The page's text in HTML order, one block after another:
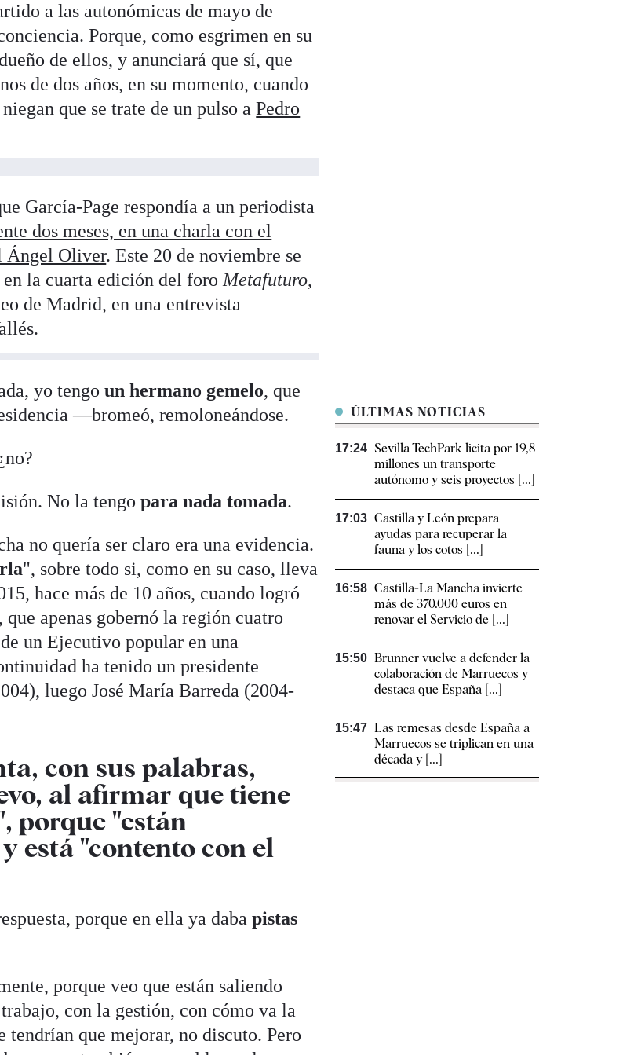
a las autonómicas de mayo de
Porque, como esgrimen en su
de ellos, y anunciará que sí, que
de dos años, en su momento, cuando
que se trate de un pulso aPedro
García-Page respondía a un periodista
dos meses, en una charla con el
Ángel Oliver. Este 20 de noviembre se
en la cuarta edición del foro Metafuturo,
de Madrid, en una entrevista
yo tengo un hermano gemelo, que
—bromeó, remoloneándose.
No la tengopara nada tomada.
no quería ser claro era una evidencia.
", sobre todo si, como en su caso, lleva
hace más de 10 años, cuando logró
apenas gobernó la región cuatro
un Ejecutivo popular en una
ha tenido un presidente
luego José María Barreda (2004-
con sus palabras,
al afirmar que tiene
porque "están
está "contento con el
porque en ella ya dabapistas
porque veo que están saliendo
con la gestión, con cómo va la
tendrían que mejorar, no discuto. Pero
ÚLTIMAS NOTICIAS
17:24 Sevilla TechPark licita por 19,8
millones un transporte
autónomo y seis proyectos [...]
17:03 Castilla y León prepara
ayudas para recuperar la
fauna y los cotos [...]
16:58 Castilla-La Mancha invierte
más de 370.000 euros en
renovar el Servicio de [...]
15:50 Brunner vuelve a defender la
colaboración de Marruecos y
destaca que España [...]
15:47 Las remesas desde España a
Marruecos se triplican en una
década y [...]